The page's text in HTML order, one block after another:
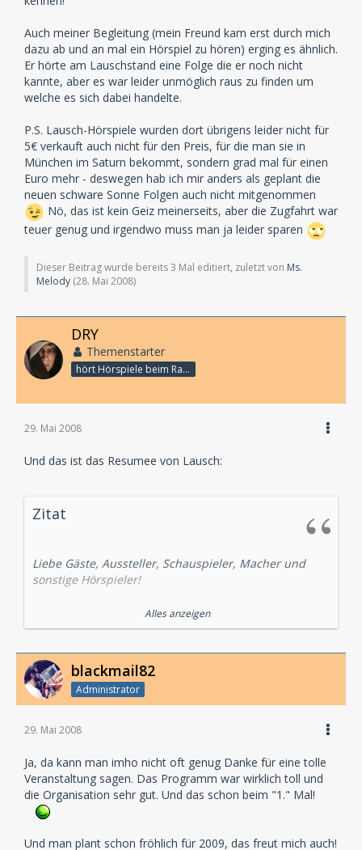
Auch meiner Begleitung (mein Freund kam erst durch mich
dazu ab und an mal ein Hörspiel zu hören) erging es ähnlich.
Er hörte am Lauschstand eine Folge die er noch nicht
kannte, aber es war leider unmöglich raus zu finden um
welche es sich dabei handelte.
P.S. Lausch-Hörspiele wurden dort übrigens leider nicht für
5€ verkauft auch nicht für den Preis, für die man sie in
München im Saturn bekommt, sondern grad mal für einen
Euro mehr - deswegen hab ich mir anders als geplant die
neuen schware Sonne Folgen auch nicht mitgenommen
Nö, das ist kein Geiz meinerseits, aber die Zugfahrt war
teuer genug und irgendwo muss man ja leider sparen
Dieser Beitrag wurde bereits 3 Mal editiert, zuletzt von Ms.
Melody (28. Mai 2008)
DRY
Themenstarter
hört Hörspiele beim Rasenmähen
29. Mai 2008
Und das ist das Resumee von Lausch:
Zitat
Liebe Gäste, Aussteller, Schauspieler, Macher und
sonstige Hörspieler!
Die Hörspiel 2008 war ein großer Erfolg!
Hörspiel-Fest veranstalten können,
das es mit über 1000 Gästen und Besuchern so noch
nie in Deutschland gegeben
hat!
Vorfeld und vor Ort mit Hilfe, Rat
und Tat zur Seite gestanden. Für ihren unermüdlichen
Einsatz möchten wir jedoch
besonders einer Frau danken: Heikedine Körting.
Die erfolgreichste Hörspielproduzentin aller Zeiten hat
sich in Interviews und
Alles anzeigen
blackmail82
Administrator
29. Mai 2008
Ja, da kann man imho nicht oft genug Danke für eine tolle
Veranstaltung sagen. Das Programm war wirklich toll und
die Organisation sehr gut. Und das schon beim "1." Mal!
Und man plant schon fröhlich für 2009, das freut mich auch!